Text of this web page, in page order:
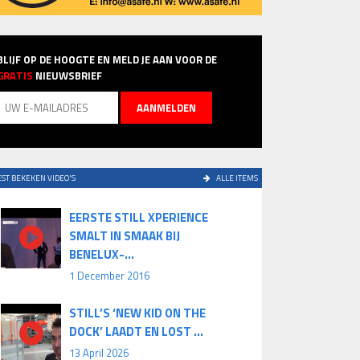
OP DE HOOGTE EN MELD JE AAN VOOR DE
NIEUWSBRIEF
BEKEKEN VIDEO'S ALLE ITEMS
EERSTE STILL XPERIENCE
SMALT IN SMAAK BIJ
BENELUX-...
1 December 2016
STILL’S ‘NEW KID ON THE
DOCK’ LAADT EN LOST ...
13 April 2026